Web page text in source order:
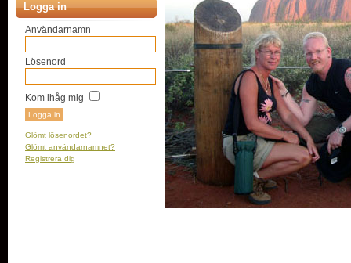
Logga in
Användarnamn
Lösenord
Kom ihåg mig
Glömt lösenordet?
Glömt användarnamnet?
Registrera dig